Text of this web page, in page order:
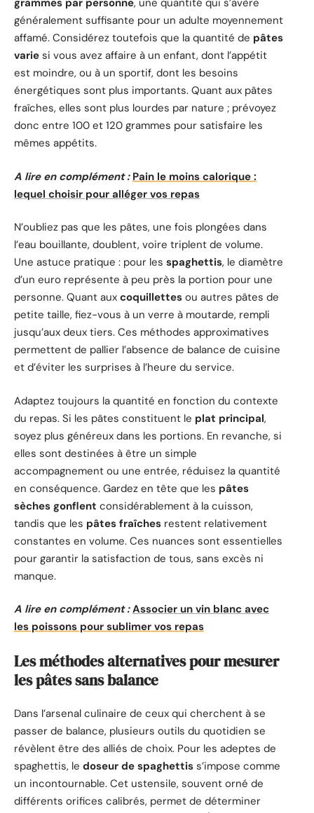
grammes par personne, une quantité qui s’avère
généralement suffisante pour un adulte moyennement
affamé. Considérez toutefois que la quantité de pâtes
varie si vous avez affaire à un enfant, dont l’appétit
est moindre, ou à un sportif, dont les besoins
énergétiques sont plus importants. Quant aux pâtes
fraîches, elles sont plus lourdes par nature ; prévoyez
donc entre 100 et 120 grammes pour satisfaire les
mêmes appétits.
A lire en complément : Pain le moins calorique :
lequel choisir pour alléger vos repas
N’oubliez pas que les pâtes, une fois plongées dans
l’eau bouillante, doublent, voire triplent de volume.
Une astuce pratique : pour les spaghettis, le diamètre
d’un euro représente à peu près la portion pour une
personne. Quant aux coquillettes ou autres pâtes de
petite taille, fiez-vous à un verre à moutarde, rempli
jusqu’aux deux tiers. Ces méthodes approximatives
permettent de pallier l’absence de balance de cuisine
et d’éviter les surprises à l’heure du service.
Adaptez toujours la quantité en fonction du contexte
du repas. Si les pâtes constituent le plat principal,
soyez plus généreux dans les portions. En revanche, si
elles sont destinées à être un simple
accompagnement ou une entrée, réduisez la quantité
en conséquence. Gardez en tête que les pâtes
sèches gonflent considérablement à la cuisson,
tandis que les pâtes fraîches restent relativement
constantes en volume. Ces nuances sont essentielles
pour garantir la satisfaction de tous, sans excès ni
manque.
A lire en complément : Associer un vin blanc avec
les poissons pour sublimer vos repas
Les méthodes alternatives pour mesurer
les pâtes sans balance
Dans l’arsenal culinaire de ceux qui cherchent à se
passer de balance, plusieurs outils du quotidien se
révèlent être des alliés de choix. Pour les adeptes de
spaghettis, le doseur de spaghettis s’impose comme
un incontournable. Cet ustensile, souvent orné de
différents orifices calibrés, permet de déterminer